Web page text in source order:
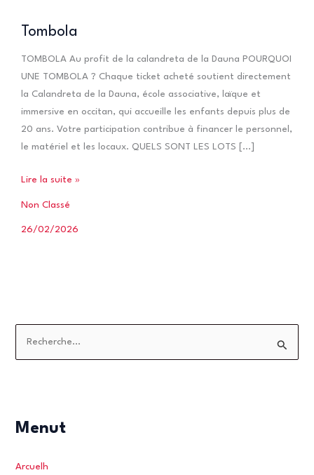
Tombola
TOMBOLA Au profit de la calandreta de la Dauna POURQUOI
UNE TOMBOLA ? Chaque ticket acheté soutient directement
la Calandreta de la Dauna, école associative, laïque et
immersive en occitan, qui accueille les enfants depuis plus de
20 ans. Votre participation contribue à financer le personnel,
le matériel et les locaux. QUELS SONT LES LOTS […]
Tombola
Lire la suite »
Non Classé
26/02/2026
rMenut
Arcuelh